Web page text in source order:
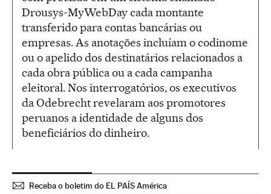
Drousys-MyWebDay cada montante
transferido para contas bancárias ou
empresas. As anotações incluíam o codinome
ou o apelido dos destinatários relacionados a
cada obra pública ou a cada campanha
eleitoral. Nos interrogatórios, os executivos
da Odebrecht revelaram aos promotores
peruanos a identidade de alguns dos
beneficiários do dinheiro.
Receba o boletim do EL PAÍS América